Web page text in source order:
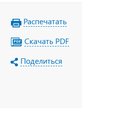
Распечатать
Скачать PDF
Поделиться